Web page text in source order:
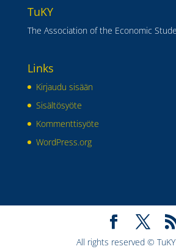
TuKY
The Association of the Economic
Links
Kirjaudu sisään
Sisältösyöte
Kommenttisyöte
WordPress.org
All rights reserved ©